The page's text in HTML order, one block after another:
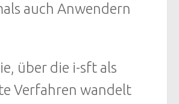
auch Anwendern
über die i-sft als
Verfahren wandelt